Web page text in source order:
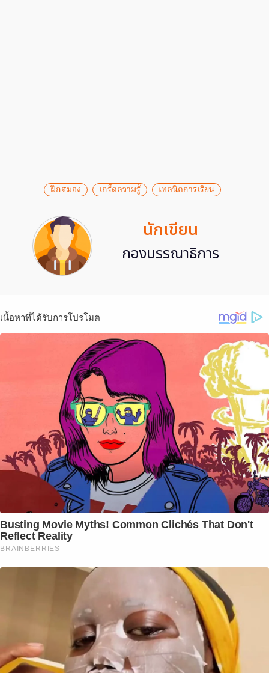
ฝึกสมอง เกร็ดความรู้ เทคนิคการเรียน
นักเขียน
กองบรรณาธิการ
เนื้อหาที่ได้รับการโปรโมต
Busting Movie Myths! Common Clichés That Don't
Reflect Reality
BRAINBERRIES